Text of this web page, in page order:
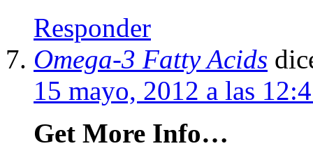
Responder
Omega-3 Fatty Acids
15 mayo, 2012 a las
Get More Info…